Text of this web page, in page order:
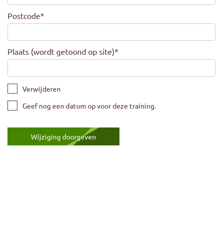
Postcode*
Plaats (wordt getoond op site)*
Verwijderen
Geef nog een datum op voor deze training.